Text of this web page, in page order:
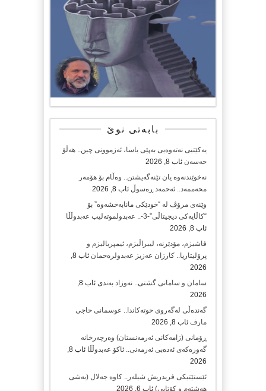
بابەتی نوێ
یەکێتیی نەتەوەیی بەپێی یاسا، ئەزموونی چین.. هەڵۆ
حەسەن ئاب 8, 2026
نەخوێندنەوە یان تێنەگەیشتن.. وەڵام بۆ هۆمەر
محەممەد.. ئەحمەد ڕەسوڵ ئاب 8, 2026
وێنەی مرۆڤ لە “خودێکی مانابەخشەوە” بۆ
“کاڵایەکی دیجیتاڵی”-3-.. عەبدولموتەلیب عەبدوڵڵا
ئاب 8, 2026
فاشیزم، مۆدێرنە، لیبراڵیزم، ئیمپریالیزم و
پرۆلیتاریا.. کارزان عەزیز عەبدولرەحمان
ئاب 8,
2026
سامان و سامانی گشتی.. نەوزاد بەندی
ئاب 8,
2026
گەندەڵی لەگەروی حوتەکاندا.. عوسمانی حاجی
مارف ئاب 8, 2026
ڕۆمانی (زامه‌كانی ئەرمەنستان) وه‌رچه‌رخانه‌
گه‌وره‌كه‌ی ئه‌ده‌بی ئه‌رمه‌نی.. ئاكۆ عه‌بدوڵڵا
ئاب 8,
2026
ئێستێتیکی فریدریش شیلەر.. کاوە جەلال (بەشی
هەشتەم و کۆتایی) ئاب 6, 2026